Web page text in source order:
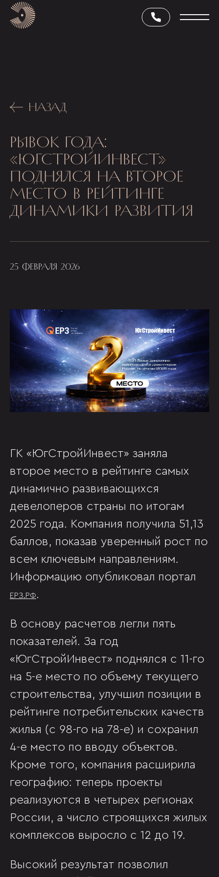
НАЗАД
РЫВОК ГОДА:
«ЮГСТРОЙИНВЕСТ»
ПОДНЯЛСЯ НА ВТОРОЕ
МЕСТО В РЕЙТИНГЕ
ДИНАМИКИ РАЗВИТИЯ
25 ФЕВРАЛЯ 2026
ГК «ЮгСтройИнвест» заняла
второе место в рейтинге самых
динамично развивающихся
девелоперов страны по итогам
2025 года. Компания получила 51,13
баллов, показав уверенный рост по
всем ключевым направлениям.
Информацию опубликовал портал
ЕРЗ.РФ.
В основу расчетов легли пять
показателей. За год
«ЮгСтройИнвест» поднялся с 11-го
на 5-е место по объему текущего
строительства, улучшил позиции в
рейтинге потребительских качеств
жилья (с 98-го на 78-е) и сохранил
4-е место по вводу объектов.
Кроме того, компания расширила
географию: теперь проекты
реализуются в четырех регионах
России, а число строящихся жилых
комплексов выросло с 12 до 19.
Высокий результат позволил